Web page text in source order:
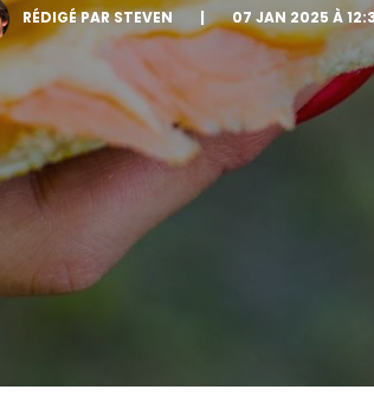
RÉDIGÉ PAR STEVEN | 07 JAN 2025 À